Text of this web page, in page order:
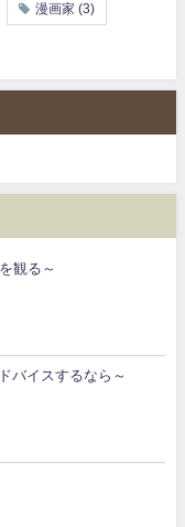
漫画家 (3)
観る～
バイスするなら～